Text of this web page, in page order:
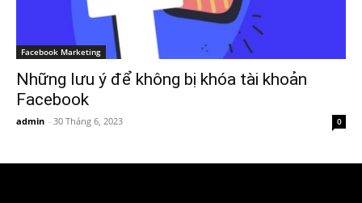
Facebook Marketing
Những lưu ý để không bị khóa tài khoản
Facebook
admin - 30 Tháng 6, 2023 0